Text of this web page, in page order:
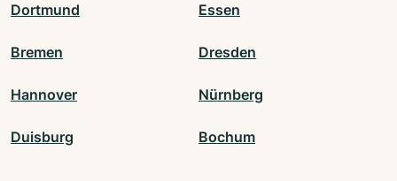
Dortmund Essen
Bremen Dresden
Hannover Nürnberg
Duisburg Bochum